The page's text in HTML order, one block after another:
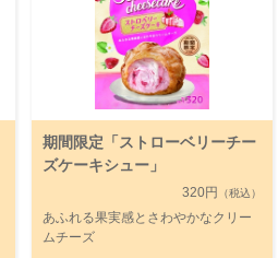
期間限定「ストローベリーチー
ズケーキシュー」
320円 （税込）
あふれる果実感とさわやかなクリー
ムチーズ